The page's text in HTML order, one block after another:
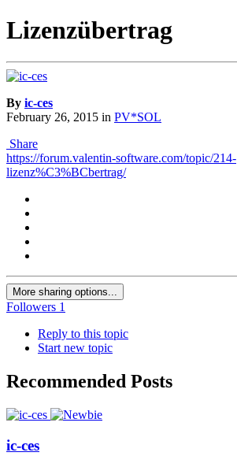
Lizenzübertrag
By ic-ces
February 26, 2015 in PV*SOL
Share
https://forum.valentin-software.com/topic/214-
lizenz%C3%BCbertrag/
More sharing options...
Followers 1
Reply to this topic
Start new topic
Recommended Posts
ic-ces